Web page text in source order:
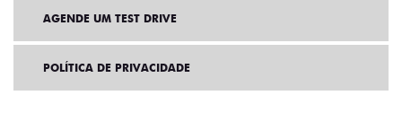
AGENDE UM TEST DRIVE
POLÍTICA DE PRIVACIDADE